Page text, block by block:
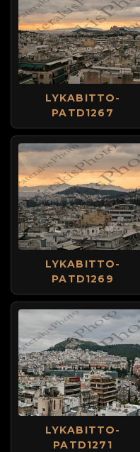
LYKABITTO-
PATD1267
LYKABITTO-
PATD1269
LYKABITTO-
PATD1271